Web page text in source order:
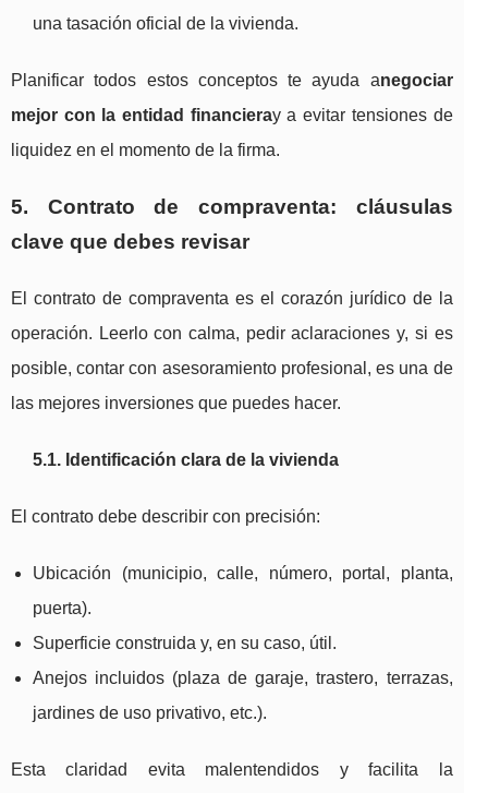
una tasación oficial de la vivienda.
Planificar todos estos conceptos te ayuda anegociar
mejor con la entidad financieray a evitar tensiones de
liquidez en el momento de la firma.
5. Contrato de compraventa: cláusulas
clave que debes revisar
El contrato de compraventa es el corazón jurídico de la
operación. Leerlo con calma, pedir aclaraciones y, si es
posible, contar con asesoramiento profesional, es una de
las mejores inversiones que puedes hacer.
5.1. Identificación clara de la vivienda
El contrato debe describir con precisión:
Ubicación (municipio, calle, número, portal, planta,
puerta).
Superficie construida y, en su caso, útil.
Anejos incluidos (plaza de garaje, trastero, terrazas,
jardines de uso privativo, etc.).
Esta claridad evita malentendidos y facilita la